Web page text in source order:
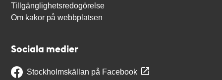
Tillgänglighetsredogörelse
Om kakor på webbplatsen
Sociala medier
Stockholmskällan på Facebook